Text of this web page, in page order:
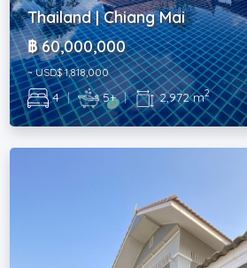
Thailand | Chiang Mai
฿ 60,000,000
~ USD$ 1,818,000
4 | 5+ | 2,972 m2